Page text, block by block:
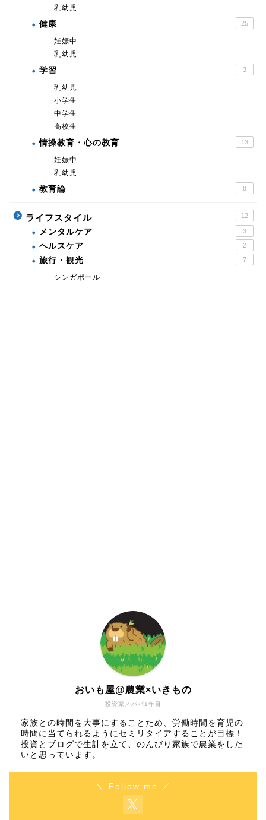
乳幼児
健康 25
妊娠中
乳幼児
学習 3
乳幼児
小学生
中学生
高校生
情操教育・心の教育 13
妊娠中
乳幼児
教育論 8
ライフスタイル 12
メンタルケア 3
ヘルスケア 2
旅行・観光 7
シンガポール
投資家／パパ1年目
おいも屋@農業×いきもの
家族との時間を大事にすることため、労働時間を育児の
時間に当てられるようにセミリタイアすることが目標！
投資とブログで生計を立て、のんびり家族で農業をした
いと思っています。
＼ Follow me ／